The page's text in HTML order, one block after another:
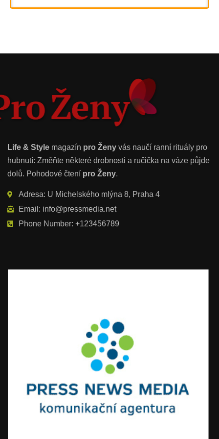
Life & Style magazín pro Ženy vás naučí ranní rituály pro
hubnutí: Změňte některé drobnosti a ručička na váze půjde
dolů. Pohodové čtení pro Ženy.
Adresa: U Michelského mlýna 8, Praha 4
Email: info@pressmedia.net
Phone Number: +123456789